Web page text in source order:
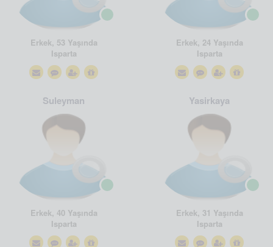
Erkek, 53 Yaşında
Isparta
Erkek, 24 Yaşında
Isparta
Suleyman
Erkek, 40 Yaşında
Isparta
Yasirkaya
Erkek, 31 Yaşında
Isparta